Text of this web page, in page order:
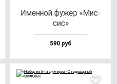
Имен­ной фу­жер «Мис­
сис»
590 руб